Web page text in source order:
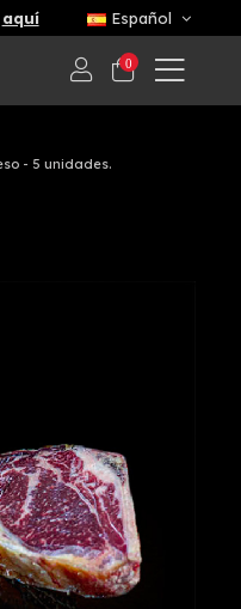
aquí Español
0
- 5 unidades.